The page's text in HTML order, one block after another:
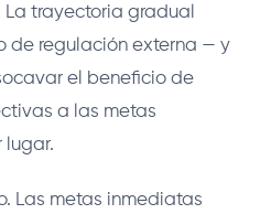
trayectoria gradual
de regulación externa — y
el beneficio de
a las metas
lugar.
Las metas inmediatas